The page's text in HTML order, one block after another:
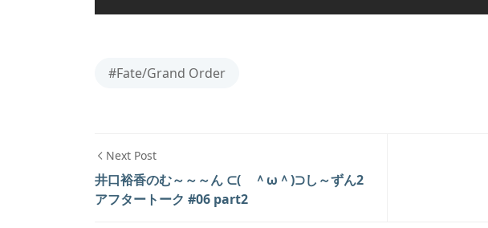
#Fate/Grand Order
Next Post
井口裕香のむ～～～ん ⊂( ＾ω＾)⊃し～ずん2
アフタートーク #06 part2